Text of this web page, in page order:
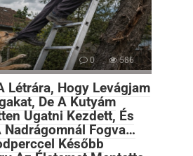
0 586
Létrára, Hogy Levágjam
De A Kutyám
Ugatni Kezdett, És
Nadrágomnál Fogva…
Később